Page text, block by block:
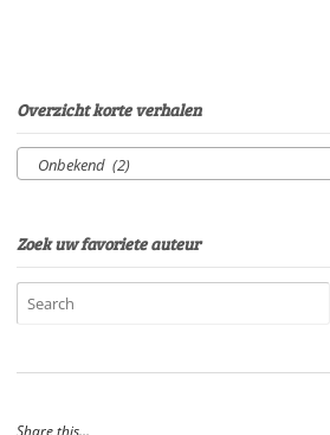
Overzicht korte verhalen
Onbekend (2)
Zoek uw favoriete auteur
Share this...